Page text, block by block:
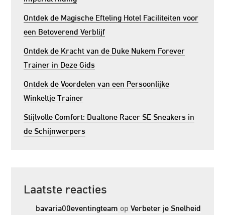
Ontdek de Magische Efteling Hotel Faciliteiten voor
een Betoverend Verblijf
Ontdek de Kracht van de Duke Nukem Forever
Trainer in Deze Gids
Ontdek de Voordelen van een Persoonlijke
Winkeltje Trainer
Stijlvolle Comfort: Dualtone Racer SE Sneakers in
de Schijnwerpers
Laatste reacties
bavaria00eventingteam opVerbeter je Snelheid